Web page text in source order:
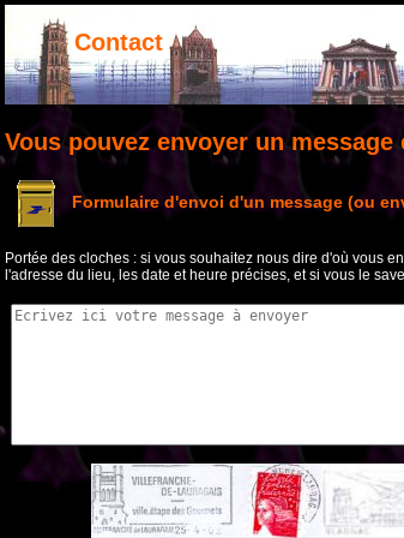
Contact
Vous pouvez envoyer un
Formulaire d'envoi d'un message (ou
Portée des cloches : si vous souhaitez nous dire d'où vous
l'adresse du lieu, les date et heure précises, et si vous le